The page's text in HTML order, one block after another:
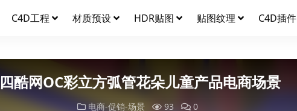
C4D工程 材质预设 HDR贴图 贴图纹理 C4D插件
四酷网OC彩立方弧管花朵儿童产品电商场景
电商-促销-场景 93 0